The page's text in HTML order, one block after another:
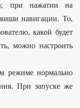
при нажатии на
навигации. То,
какой будет
можно настроить
режиме нормально
При запуске же